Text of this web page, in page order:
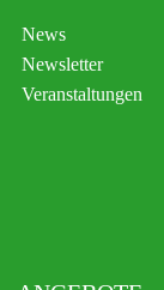
News
Newsletter
Veranstaltungen